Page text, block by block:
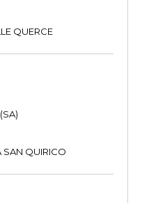
QUERCE
SAN QUIRICO